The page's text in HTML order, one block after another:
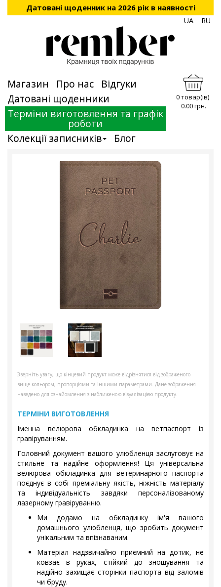
Датовані щоденник на 2026 рік в наявності
UA RU
Магазин Про нас
Відгуки
Датовані щоденники
Терміни виготовлення та графік
роботи
Колекції записників
Блог
0 товар(ів)
0.00 грн.
Зверніть увагу, що кінцевий продукт може відрізнятися від зображеного
вище кольором, пропорціями та іншими параметрами. Дане зображення
наведено для ознайомлення з наближеною візуалізацією продукту.
ТЕРМІНИ ВИГОТОВЛЕННЯ
Іменна велюрова обкладинка на ветпаспорт із
гравіруванням.
Головний документ вашого улюбленця заслуговує на
стильне та надійне оформлення! Ця універсальна
велюрова обкладинка для ветеринарного паспорта
поєднує в собі преміальну якість, ніжність матеріалу
та індивідуальність завдяки персоналізованому
лазерному гравіруванню.
Ми додамо на обкладинку ім'я вашого
домашнього улюбленця, що зробить документ
унікальним та впізнаваним.
Матеріал надзвичайно приємний на дотик, не
ковзає в руках, стійкий до зношування та
надійно захищає сторінки паспорта від заломів
чи бруду.